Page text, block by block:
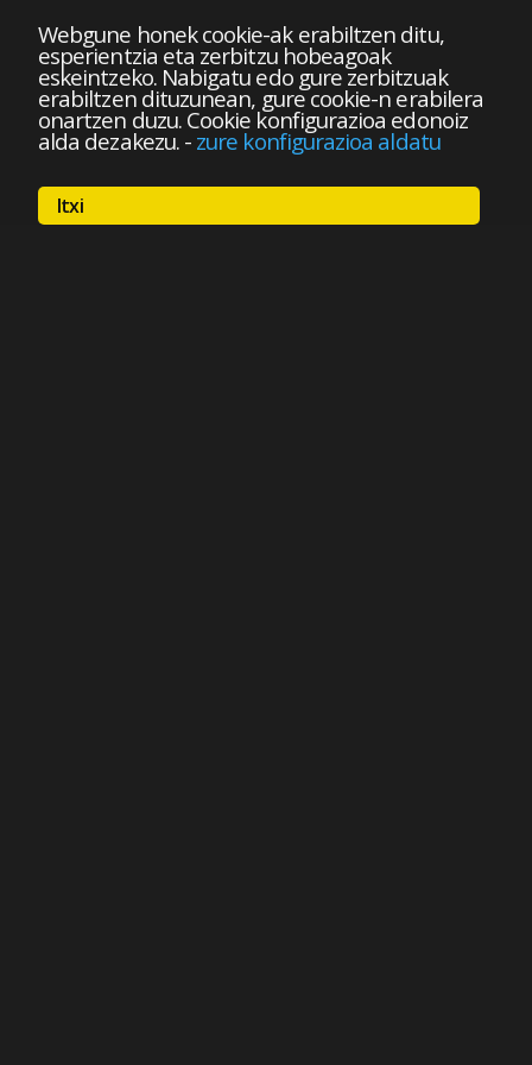
Webgune honek cookie-ak erabiltzen ditu,
esperientzia eta zerbitzu hobeagoak
eskeintzeko. Nabigatu edo gure zerbitzuak
erabiltzen dituzunean, gure cookie-n erabilera
onartzen duzu. Cookie konfigurazioa edonoiz
alda dezakezu.- zure konfigurazioa aldatu
Itxi